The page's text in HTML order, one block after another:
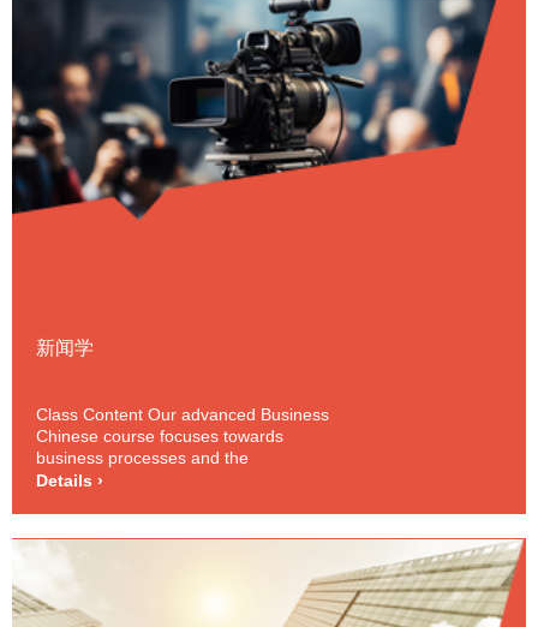
新闻学
Class Content Our advanced Business
Chinese course focuses towards
business processes and the
organizational aspects of the business
the relevant social and cultural backgro
Details ›